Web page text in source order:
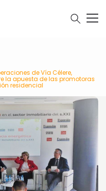
de Vía Célere,
la apuesta de las promotoras
residencial